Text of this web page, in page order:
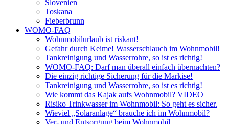
Slovenien
Toskana
Fieberbrunn
WOMO-FAQ
Wohnmobilurlaub ist riskant!
Gefahr durch Keime! Wasserschlauch im Wohnmobil!
Tankreinigung und Wasserrohre, so ist es richtig!
WOMO-FAQ: Darf man überall einfach übernachten?
Die einzig richtige Sicherung für die Markise!
Tankreinigung und Wasserrohre, so ist es richtig!
Wie kommt das Kajak aufs Wohnmobil? VIDEO
Risiko Trinkwasser im Wohnmobil: So geht es sicher.
Wieviel „Solaranlage“ brauche ich im Wohnmobil?
Ver- und Entsorgung beim Wohnmobil –